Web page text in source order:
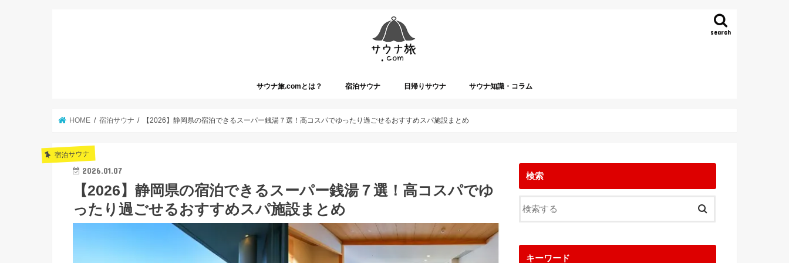
search
サウナ旅.comとは？ 宿泊サウナ 日帰りサウナ サウナ知識・コラム
HOME 宿泊サウナ 【2026】静岡県の宿泊できるスーパー銭湯７選！高コスパでゆったり過ごせるおすすめスパ施設まとめ
宿泊サウナ
2026.01.07
【2026】静岡県の宿泊できるスーパー銭湯７選！高コスパでゆ
ったり過ごせるおすすめスパ施設まとめ
検索
キーワード